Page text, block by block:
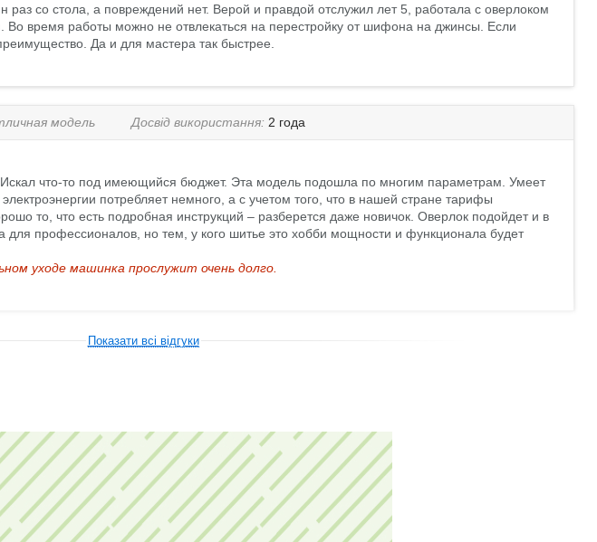
раз со стола, а повреждений нет. Верой и правдой отслужил лет 5, работала с оверлоком
Во время работы можно не отвлекаться на перестройку от шифона на джинсы. Если
Да и для мастера так быстрее.
модель Досвід використання: 2 года
что-то под имеющийся бюджет. Эта модель подошла по многим параметрам. Умеет
потребляет немного, а с учетом того, что в нашей стране тарифы
то, что есть подробная инструкций – разберется даже новичок. Оверлок подойдет и в
для профессионалов, но тем, у кого шитье это хобби мощности и функционала будет
уходе машинка прослужит очень долго.
Показати всі відгуки